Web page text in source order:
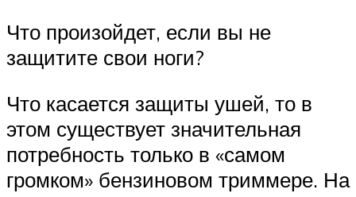
Что произойдет, если вы не
защитите свои ноги?
Что касается защиты ушей, то в
этом существует значительная
потребность только в «самом
громком» бензиновом триммере. На